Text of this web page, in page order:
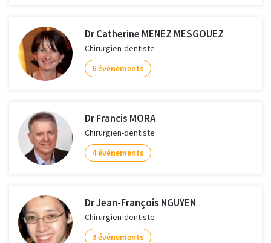
Dr Catherine MENEZ MESGOUEZ
Chirurgien-dentiste
6 événements
Dr Francis MORA
Chirurgien-dentiste
4 événements
Dr Jean-François NGUYEN
Chirurgien-dentiste
3 événements